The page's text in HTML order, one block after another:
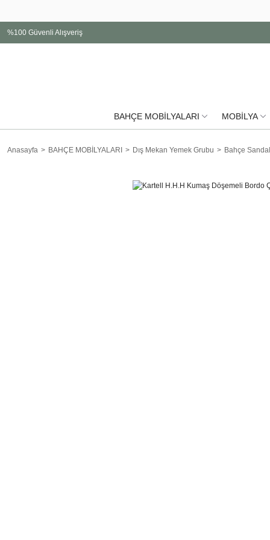
%100 Güvenli Alışveriş
BAHÇE MOBİLYALARI MOBİLYA
Anasayfa BAHÇE MOBİLYALARI Dış Mekan Yemek Grubu Bahçe